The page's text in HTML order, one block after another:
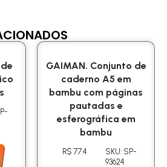
GAIMAN. Conjunto de
caderno A5 em
bambu com páginas
pautadas e
esferográfica em
bambu
R$ 77.4
SKU: SP-
93624